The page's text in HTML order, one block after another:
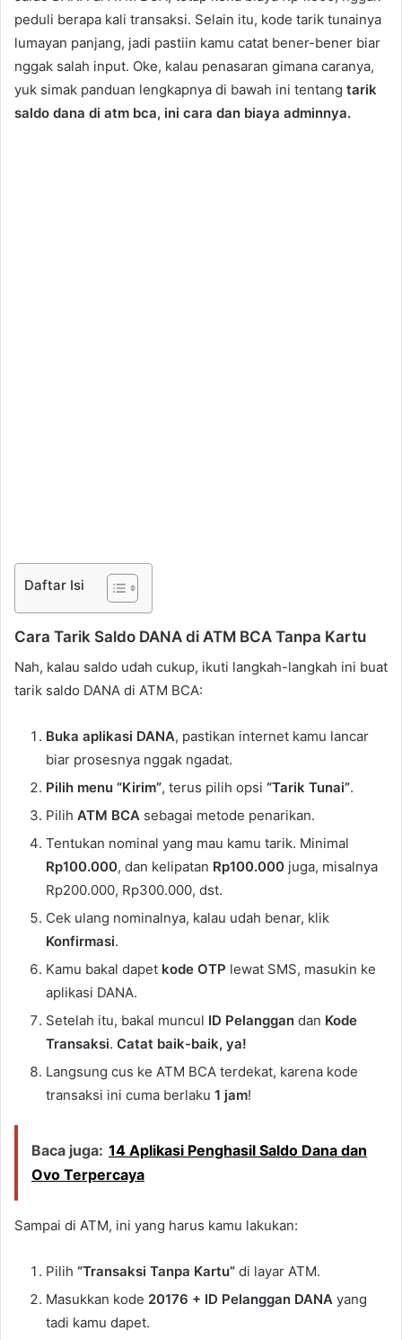
peduli berapa kali transaksi. Selain itu, kode tarik tunainya
lumayan panjang, jadi pastiin kamu catat bener-bener biar
nggak salah input. Oke, kalau penasaran gimana caranya,
yuk simak panduan lengkapnya di bawah ini tentang tarik
saldo dana di atm bca, ini cara dan biaya adminnya.
Daftar Isi
Cara Tarik Saldo DANA di ATM BCA Tanpa Kartu
Nah, kalau saldo udah cukup, ikuti langkah-langkah ini buat
tarik saldo DANA di ATM BCA:
Buka aplikasi DANA, pastikan internet kamu lancar
biar prosesnya nggak ngadat.
Pilih menu “Kirim”, terus pilih opsi “Tarik Tunai”.
Pilih ATM BCA sebagai metode penarikan.
Tentukan nominal yang mau kamu tarik. Minimal
Rp100.000, dan kelipatan Rp100.000 juga, misalnya
Rp200.000, Rp300.000, dst.
Cek ulang nominalnya, kalau udah benar, klik
Konfirmasi.
Kamu bakal dapet kode OTP lewat SMS, masukin ke
aplikasi DANA.
Setelah itu, bakal muncul ID Pelanggan dan Kode
Transaksi. Catat baik-baik, ya!
Langsung cus ke ATM BCA terdekat, karena kode
transaksi ini cuma berlaku 1 jam!
Baca juga: 14 Aplikasi Penghasil Saldo Dana dan
Ovo Terpercaya
Sampai di ATM, ini yang harus kamu lakukan:
Pilih “Transaksi Tanpa Kartu” di layar ATM.
Masukkan kode 20176 + ID Pelanggan DANA yang
tadi kamu dapet.